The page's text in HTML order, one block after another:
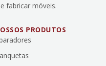
fabricar móveis.
PRODUTOS